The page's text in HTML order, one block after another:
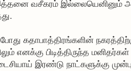
வசீகரம் இல்லையெனினும்
கதாபாத்திரங்களின்
எனக்கு பிடித்திருந்த
இரண்டு நாட்களுக்கு